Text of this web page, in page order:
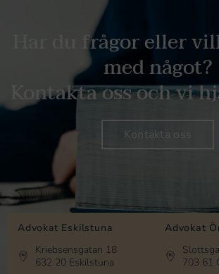
Har du frågor eller
med något?
Kontakta oss och vi
Kontakta oss
Advokat Eskilstuna
Kriebsensgatan 18
632 20 Eskilstuna
Advokat
703 61